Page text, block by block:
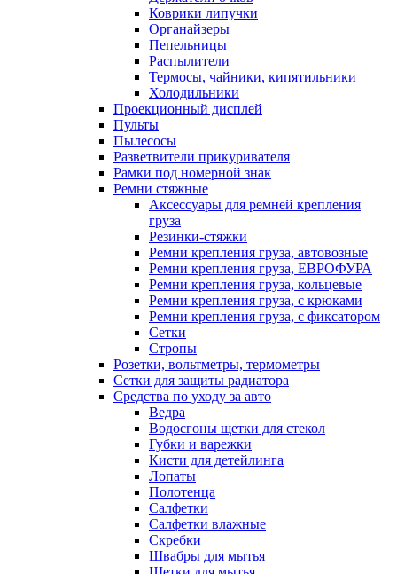
Коврики липучки
Органайзеры
Пепельницы
Распылители
Термосы, чайники, кипятильники
Холодильники
Проекционный дисплей
Пульты
Пылесосы
Разветвители прикуривателя
Рамки под номерной знак
Ремни стяжные
Аксессуары для ремней крепления
груза
Резинки-стяжки
Ремни крепления груза, автовозные
Ремни крепления груза, ЕВРОФУРА
Ремни крепления груза, кольцевые
Ремни крепления груза, с крюками
Ремни крепления груза, с фиксатором
Сетки
Стропы
Розетки, вольтметры, термометры
Сетки для защиты радиатора
Средства по уходу за авто
Ведра
Водосгоны щетки для стекол
Губки и варежки
Кисти для детейлинга
Лопаты
Полотенца
Салфетки
Салфетки влажные
Скребки
Швабры для мытья